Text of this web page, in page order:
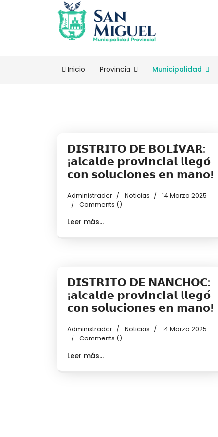
Inicio Provincia Municipalidad
𝗗𝗜𝗦𝗧𝗥𝗜𝗧𝗢 𝗗𝗘 𝗕𝗢𝗟𝗜́𝗩𝗔𝗥:
¡𝗮𝗹𝗰𝗮𝗹𝗱𝗲 𝗽𝗿𝗼𝘃𝗶𝗻𝗰𝗶𝗮𝗹 𝗹𝗹𝗲𝗴𝗼́
𝗰𝗼𝗻 𝘀𝗼𝗹𝘂𝗰𝗶𝗼𝗻𝗲𝘀 𝗲𝗻 𝗺𝗮𝗻𝗼!
Administrador Noticias
14 Marzo 2025
Comments ()
Leer más...
𝗗𝗜𝗦𝗧𝗥𝗜𝗧𝗢 𝗗𝗘 𝗡𝗔𝗡𝗖𝗛𝗢𝗖:
¡𝗮𝗹𝗰𝗮𝗹𝗱𝗲 𝗽𝗿𝗼𝘃𝗶𝗻𝗰𝗶𝗮𝗹 𝗹𝗹𝗲𝗴𝗼́
𝗰𝗼𝗻 𝘀𝗼𝗹𝘂𝗰𝗶𝗼𝗻𝗲𝘀 𝗲𝗻 𝗺𝗮𝗻𝗼!
Administrador Noticias
14 Marzo 2025
Comments ()
Leer más...